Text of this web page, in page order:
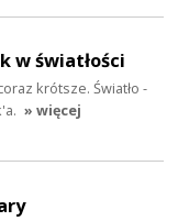
w światłości
krótsze. Światło -
» więcej